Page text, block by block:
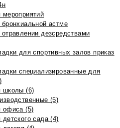
мероприятий
астме
дезсредствами
для спортивных залов приказ
специализированные для
школы (6)
(5)
офиса (5)
сада (4)